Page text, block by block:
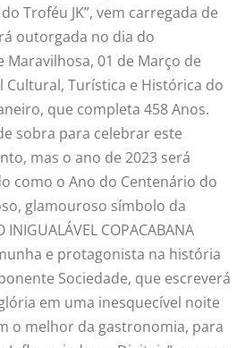
Troféu JK”, vem carregada de
outorgada no dia do
Maravilhosa, 01 de Março de
Cultural, Turística e Histórica do
que completa 458 Anos.
sobra para celebrar este
mas o ano de 2023 será
como o Ano do Centenário do
glamouroso símbolo da
COPACABANA
e protagonista na história
Sociedade, que escreverá
em uma inesquecível noite
o melhor da gastronomia, para